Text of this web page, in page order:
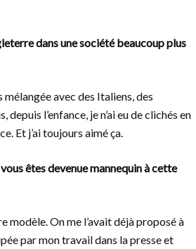
dans une société beaucoup plus
avec des Italiens, des
l’enfance, je n’ai eu de clichés en
Et j’ai toujours aimé ça.
êtes devenue mannequin à cette
modèle. On me l’avait déjà proposé à
par mon travail dans la presse et